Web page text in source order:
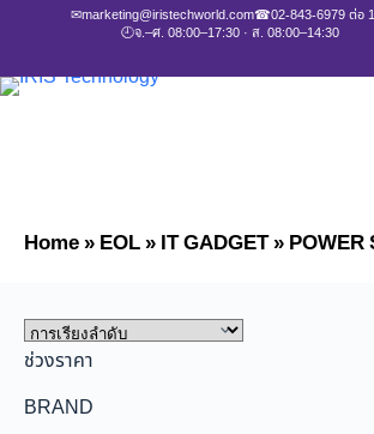
✉marketing@iristechworld.com☎02-843-6979 ต่อ
🕘จ.–ศ. 08:00–17:30 · ส. 08:00–14:30
Home»EOL»IT GADGET»POWER
ช่วงราคา
BRAND